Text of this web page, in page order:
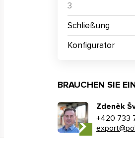
3
Schließung
Konfigurator
BRAUCHEN SIE
Zdeněk
+420 733